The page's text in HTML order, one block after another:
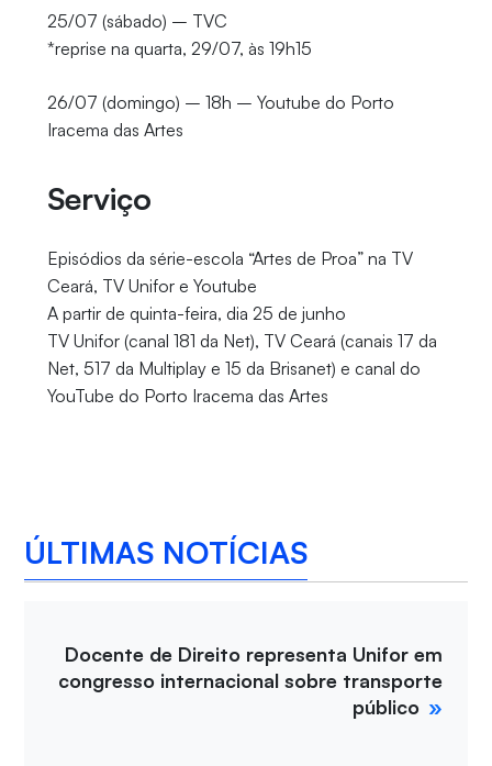
25/07 (sábado) – TVC
*reprise na quarta, 29/07, às 19h15
26/07 (domingo) – 18h – Youtube do Porto
Iracema das Artes
Serviço
Episódios da série-escola “Artes de Proa” na TV
Ceará, TV Unifor e Youtube
A partir de quinta-feira, dia 25 de junho
TV Unifor (canal 181 da Net), TV Ceará (canais 17 da
Net, 517 da Multiplay e 15 da Brisanet) e canal do
YouTube do Porto Iracema das Artes
ÚLTIMAS NOTÍCIAS
Docente de Direito representa Unifor em
congresso internacional sobre transporte
público